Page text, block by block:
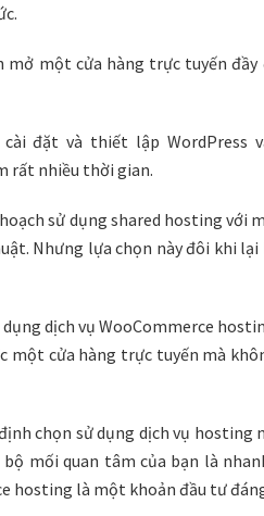
một cửa hàng trực tuyến đầy
đặt và thiết lập WordPress
rất nhiều thời gian.
sử dụng shared hosting với
Nhưng lựa chọn này đôi khi
dịch vụ WooCommerce
một cửa hàng trực tuyến mà
chọn sử dụng dịch vụ hosting
mối quan tâm của bạn là
hosting là một khoản đầu tư